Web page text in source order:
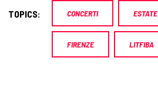
TOPICS: CONCERTI ESTATE
FIRENZE LITFIBA